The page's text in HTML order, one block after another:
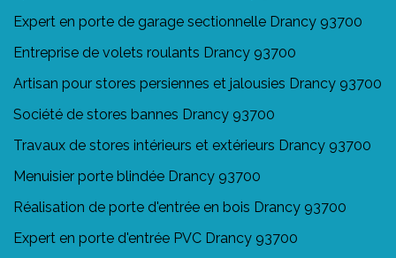
Expert en porte de garage sectionnelle Drancy 93700
Entreprise de volets roulants Drancy 93700
Artisan pour stores persiennes et jalousies Drancy 93700
Société de stores bannes Drancy 93700
Travaux de stores intérieurs et extérieurs Drancy 93700
Menuisier porte blindée Drancy 93700
Réalisation de porte d'entrée en bois Drancy 93700
Expert en porte d'entrée PVC Drancy 93700